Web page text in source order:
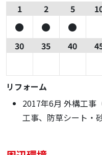
1
2 5
30 35 40
リフォーム
2017年6月 外構工事
工事、防草シート・